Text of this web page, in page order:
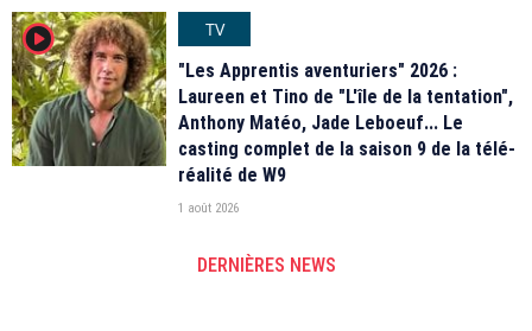
player2
TV
"Les Apprentis aventuriers" 2026 :
Laureen et Tino de "L'île de la tentation",
Anthony Matéo, Jade Leboeuf... Le
casting complet de la saison 9 de la télé-
réalité de W9
1 août 2026
DERNIÈRES NEWS